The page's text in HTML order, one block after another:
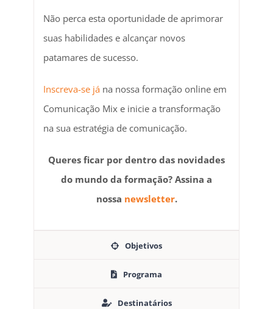
Não perca esta oportunidade de aprimorar
suas habilidades e alcançar novos
patamares de sucesso.
Inscreva-se jána nossa formação online em
Comunicação Mix e inicie a transformação
na sua estratégia de comunicação.
Queres ficar por dentro das novidades
do mundo da formação? Assina a
nossa newsletter.
Objetivos
Programa
Destinatários